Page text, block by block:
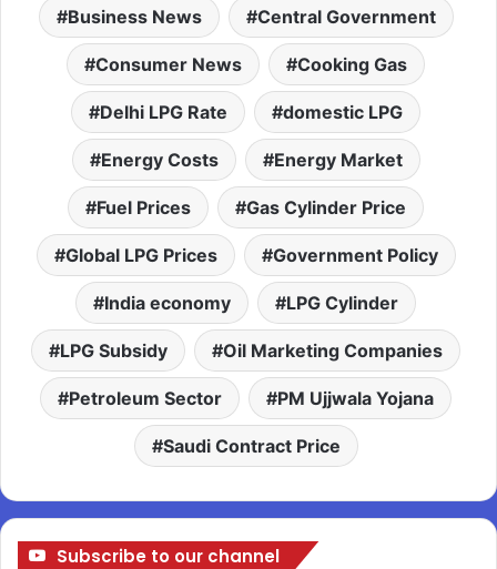
Business News Central Government
Consumer News Cooking Gas
Delhi LPG Rate domestic LPG
Energy Costs Energy Market
Fuel Prices Gas Cylinder Price
Global LPG Prices Government Policy
India economy LPG Cylinder
LPG Subsidy Oil Marketing Companies
Petroleum Sector PM Ujjwala Yojana
Saudi Contract Price
Subscribe to our channel